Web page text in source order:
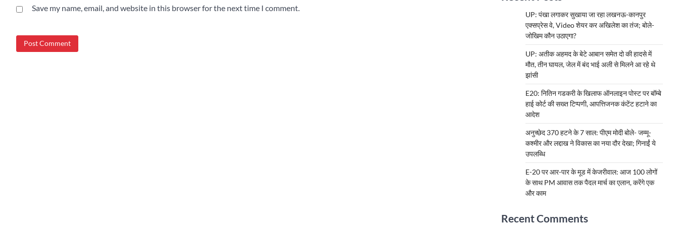
Save my name, email, and website in this browser for the next time I comment.
UP: पंखा लगाकर सुखाया जा रहा लखनऊ-कानपुर
एक्सप्रेस वे, Video शेयर कर अखिलेश का तंज; बोले-
जोखिम कौन उठाएगा?
UP: अतीक अहमद के बेटे आबान समेत दो की हादसे में
मौत, तीन घायल, जेल में बंद भाई अली से मिलने आ रहे थे
झांसी
E20: नितिन गडकरी के खिलाफ ऑनलाइन पोस्ट पर बॉम्बे
हाई कोर्ट की सख्त टिप्पणी, आपत्तिजनक कंटेंट हटाने का
आदेश
अनुच्छेद 370 हटने के 7 साल: पीएम मोदी बोले- जम्मू-
कश्मीर और लद्दाख ने विकास का नया दौर देखा; गिनाईं ये
उपलब्धि
E-20 पर आर-पार के मूड में केजरीवाल: आज 100 लोगों
के साथ PM आवास तक पैदल मार्च का एलान, करेंगे एक
और काम
Recent Comments